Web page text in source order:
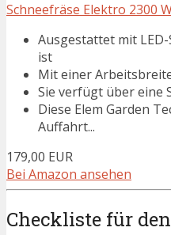
Schneefräse Elektro 2300
Ausgestattet mit
ist
Mit einer
Sie verfügt über eine
Diese Elem Garden
Auffahrt...
179,00 EUR
Bei Amazon ansehen
Checkliste für